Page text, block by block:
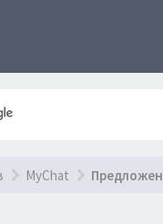
MyChat